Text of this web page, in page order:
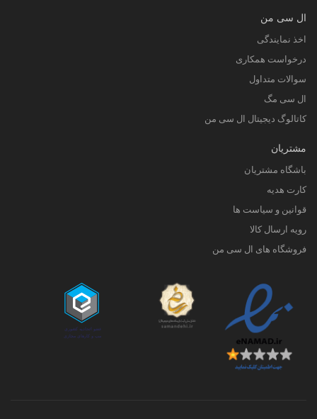
ال سی من
اخذ نمایندگی
درخواست همکاری
سوالات متداول
ال سی مگ
کاتالوگ دیجیتال ال سی من
مشتریان
باشگاه مشتریان
کارت هدیه
قوانین و سیاست ها
رویه ارسال کالا
فروشگاه های ال سی من